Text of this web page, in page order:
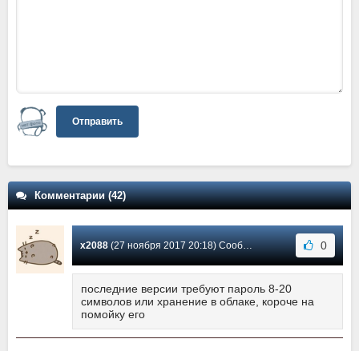
Отправить
Комментарии (42)
x2088(27 ноября 2017 20:18) Сообщение #22 0
последние версии требуют пароль 8-20
символов или хранение в облаке, короче на
помойку его